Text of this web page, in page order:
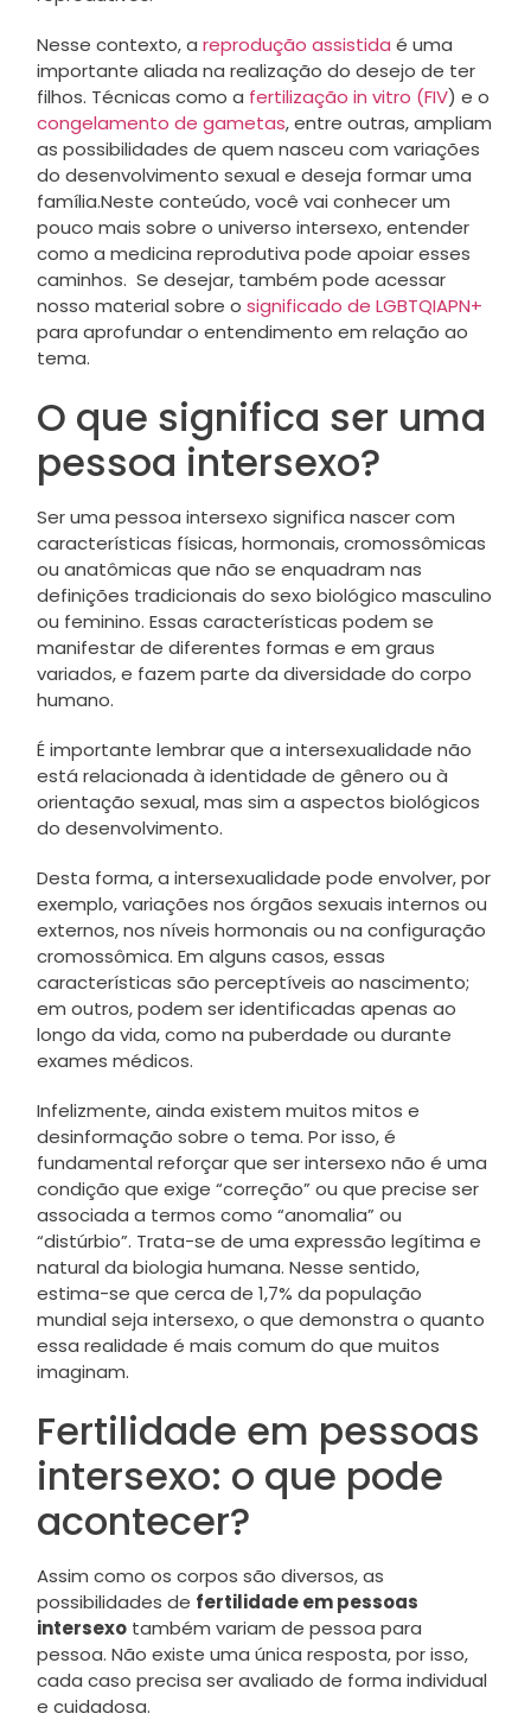
Nesse contexto, a reprodução assistida é uma
importante aliada na realização do desejo de ter
filhos. Técnicas como a fertilização in vitro (FIV) e o
congelamento de gametas, entre outras, ampliam
as possibilidades de quem nasceu com variações
do desenvolvimento sexual e deseja formar uma
família.Neste conteúdo, você vai conhecer um
pouco mais sobre o universo intersexo, entender
como a medicina reprodutiva pode apoiar esses
caminhos. Se desejar, também pode acessar
nosso material sobre o significado de LGBTQIAPN+
para aprofundar o entendimento em relação ao
tema.
O que significa ser uma
pessoa intersexo?
Ser uma pessoa intersexo significa nascer com
características físicas, hormonais, cromossômicas
ou anatômicas que não se enquadram nas
definições tradicionais do sexo biológico masculino
ou feminino. Essas características podem se
manifestar de diferentes formas e em graus
variados, e fazem parte da diversidade do corpo
humano.
É importante lembrar que a intersexualidade não
está relacionada à identidade de gênero ou à
orientação sexual, mas sim a aspectos biológicos
do desenvolvimento.
Desta forma, a intersexualidade pode envolver, por
exemplo, variações nos órgãos sexuais internos ou
externos, nos níveis hormonais ou na configuração
cromossômica. Em alguns casos, essas
características são perceptíveis ao nascimento;
em outros, podem ser identificadas apenas ao
longo da vida, como na puberdade ou durante
exames médicos.
Infelizmente, ainda existem muitos mitos e
desinformação sobre o tema. Por isso, é
fundamental reforçar que ser intersexo não é uma
condição que exige “correção” ou que precise ser
associada a termos como “anomalia” ou
“distúrbio”. Trata-se de uma expressão legítima e
natural da biologia humana. Nesse sentido,
estima-se que cerca de 1,7% da população
mundial seja intersexo, o que demonstra o quanto
essa realidade é mais comum do que muitos
imaginam.
Fertilidade em pessoas
intersexo: o que pode
acontecer?
Assim como os corpos são diversos, as
possibilidades de fertilidade em pessoas
intersexotambém variam de pessoa para
pessoa. Não existe uma única resposta, por isso,
cada caso precisa ser avaliado de forma individual
e cuidadosa.